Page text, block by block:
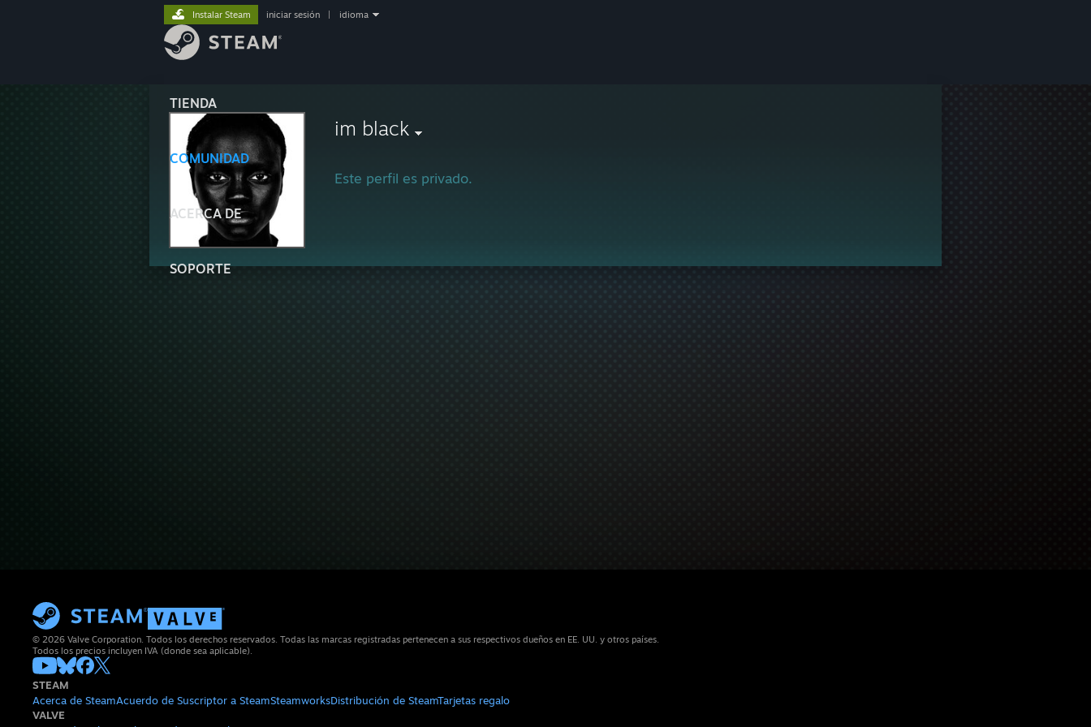
TIENDA
COMUNIDAD
ACERCA DE
SOPORTE
Instalar Steam iniciar sesión idioma
im black
Este perfil es privado.
© 2026 Valve Corporation. Todos los derechos reservados. Todas las marcas registradas pertenecen a sus respectivos dueños en EE. UU. y otros países.
Todos los precios incluyen IVA (donde sea aplicable).
STEAM
Acerca de SteamAcuerdo de Suscriptor a SteamSteamworksDistribución de SteamTarjetas regalo
VALVE